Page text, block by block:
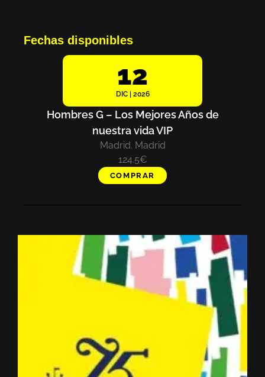
Fechas disponibles
12
DIC | 2026
Hombres G – Los Mejores Años de
nuestra vida VIP
Madrid. Madrid
124.5€
COMPRAR